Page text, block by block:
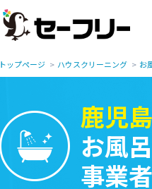
トップページ ハウスクリーニング お
鹿児
お風
事業